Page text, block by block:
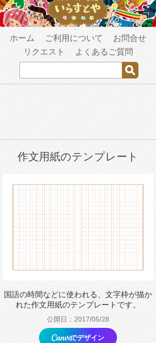
ホーム ご利用について
お問合せ
リクエスト
よくあるご質問
作文用紙のテンプレート
国語の時間などに使われる、文字枠が描か
れた作文用紙のテンプレートです。
公開日：2017/05/28
でデザイン